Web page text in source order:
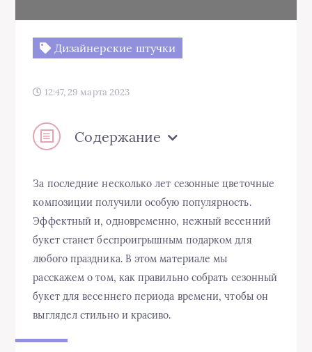
Дизайнерские штучки
12:47, 29 марта 2023
Содержание
За последние несколько лет сезонные цветочные
композиции получили особую популярность.
Эффектный и, одновременно, нежный весенний
букет станет беспроигрышным подарком для
любого праздника. В этом материале мы
расскажем о том, как правильно собрать сезонный
букет для весеннего периода времени, чтобы он
выглядел стильно и красиво.